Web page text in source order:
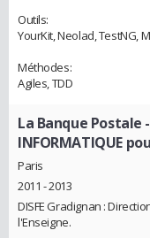
Outils:
YourKit, Neolad, TestNG,
Méthodes:
Agiles, TDD
La Banque Postale
INFORMATIQUE
Paris
2011 - 2013
DISFE Gradignan :
l'Enseigne.